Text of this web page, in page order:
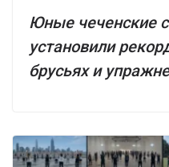
Юные чеченские
установили
брусьях и